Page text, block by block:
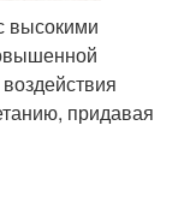
высокими
придавая